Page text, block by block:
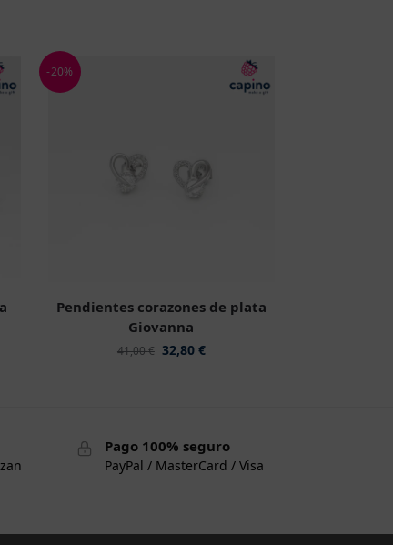
-20%
Pendientes corazones de plata
Giovanna
41,00€ 32,80 €
Pago 100% seguro
PayPal / MasterCard / Visa